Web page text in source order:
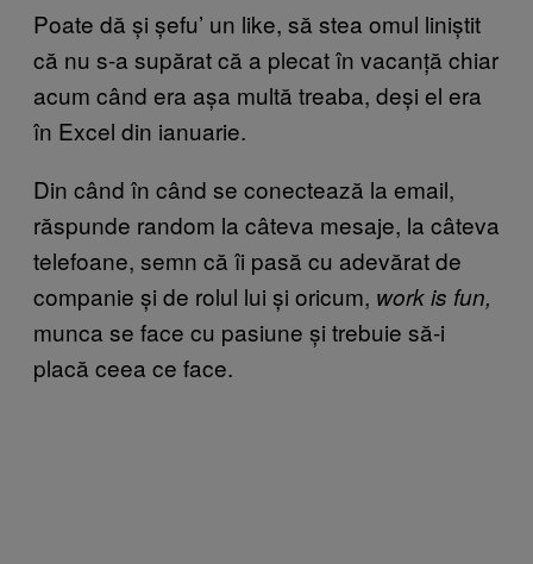
Poate dă și șefu’ un like, să stea omul liniștit
că nu s-a supărat că a plecat în vacanță chiar
acum când era așa multă treaba, deși el era
în Excel din ianuarie.
Din când în când se conectează la email,
răspunde random la câteva mesaje, la câteva
telefoane, semn că îi pasă cu adevărat de
companie și de rolul lui și oricum, work is fun,
munca se face cu pasiune și trebuie să-i
placă ceea ce face.